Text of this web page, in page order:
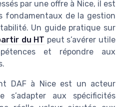
par une offre à Nice, il est
fondamentaux de la gestion
Un guide pratique sur
du HT peut s’avérer utile
et répondre aux
DAF à Nice est un acteur
s’adapter aux spécificités